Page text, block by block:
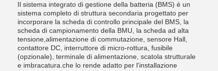
Il sistema integrato di gestione della batteria (BMS) è un
sistema completo di struttura secondaria progettato per
incorporare la scheda di controllo principale del BMS, la
scheda di campionamento della BMU, la scheda ad alta
tensione,alimentazione di commutazione, sensore Hall,
contattore DC, interruttore di micro-rottura, fusibile
(opzionale), terminale di alimentazione, scatola strutturale
e imbracatura.che lo rende adatto per l'installazione